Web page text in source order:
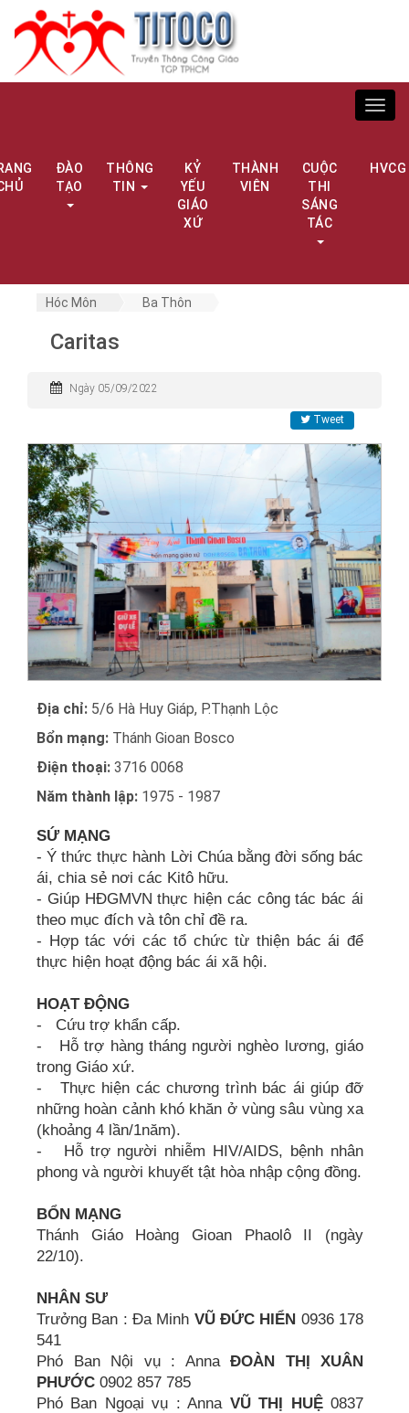
ĐÀO
TẠO
THÔNG
TIN
KỶ
YẾU
GIÁO
XỨ
THÀNH
VIÊN
CUỘC
THI
SÁNG
TÁC
HVCG
Hóc Môn Ba Thôn
Caritas
Ngày 05/09/2022
Tweet
Địa chỉ: 5/6 Hà Huy Giáp, P.Thạnh Lộc
Bổn mạng: Thánh Gioan Bosco
Điện thoại: 3716 0068
Năm thành lập: 1975 - 1987
SỨ MẠNG
- Ý thức thực hành Lời Chúa bằng đời sống bác
ái, chia sẻ nơi các Kitô hữu.
- Giúp HĐGMVN thực hiện các công tác bác ái
theo mục đích và tôn chỉ đề ra.
- Hợp tác với các tổ chức từ thiện bác ái để
thực hiện hoạt động bác ái xã hội.
HOẠT ĐỘNG
- Cứu trợ khẩn cấp.
- Hỗ trợ hàng tháng người nghèo lương, giáo
trong Giáo xứ.
- Thực hiện các chương trình bác ái giúp đỡ
những hoàn cảnh khó khăn ở vùng sâu vùng xa
(khoảng 4 lần/1năm).
- Hỗ trợ người nhiễm HIV/AIDS, bệnh nhân
phong và người khuyết tật hòa nhập cộng đồng.
BỔN MẠNG
Thánh Giáo Hoàng Gioan Phaolô II (ngày
22/10).
NHÂN SƯ
Trưởng Ban : Đa Minh VŨ ĐỨC HIỂN 0936 178
541
Phó Ban Nội vụ : Anna ÐOÀN THỊ XUÂN
PHƯỚC 0902 857 785
Phó Ban Ngoại vụ : Anna VŨ THỊ HUỆ0837